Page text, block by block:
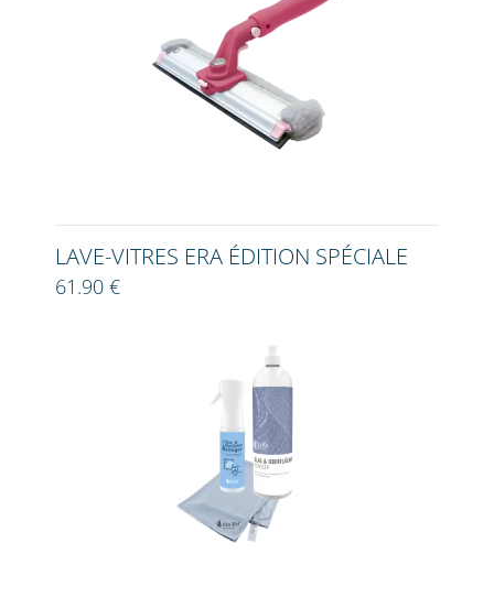
LAVE-VITRES ERA ÉDITION SPÉCIALE
61.90 €